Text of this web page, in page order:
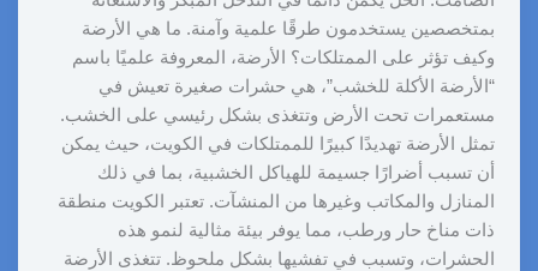
بمتخصصين يستخدمون طرقًا علمية وآمنة. ما هي الأرضة
وكيف تؤثر على الممتلكات؟ الأرضة، المعروفة علميًا باسم
“الأرضة الأكلة للخشب”، هي حشرات صغيرة تعيش في
مستعمرات تحت الأرض وتتغذى بشكل رئيسي على الخشب.
تمثل الأرضة تهديدًا كبيرًا للممتلكات في الكويت، حيث يمكن
أن تسبب أضرارًا جسيمة للهياكل الخشبية، بما في ذلك
المنازل والمكاتب وغيرها من المنشآت. تعتبر الكويت منطقة
ذات مناخ حار ورطب، مما يوفر بيئة مثالية لنمو هذه
الحشرات، وتسبب في تفشيها بشكل ملحوظ. تتغذى الأرضة